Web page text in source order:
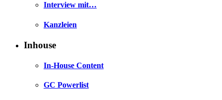
Interview mit…
Kanzleien
Inhouse
In-House Content
GC Powerlist